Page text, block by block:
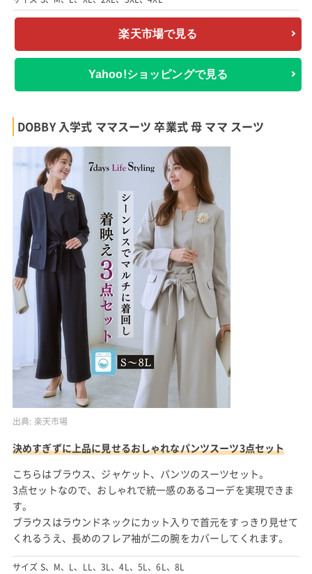
楽天市場で見る
Yahoo!ショッピングで見る
DOBBY 入学式 ママスーツ 卒業式 母 ママ スーツ
出典: 楽天市場
決めすぎずに上品に見せるおしゃれなパンツスーツ3点セット
こちらはブラウス、ジャケット、パンツのスーツセット。
3点セットなので、おしゃれで統一感のあるコーデを実現できま
す。
ブラウスはラウンドネックにカット入りで首元をすっきり見せて
くれるうえ、長めのフレア袖が二の腕をカバーしてくれます。
サイズ S、M、L、LL、3L、4L、5L、6L、8L